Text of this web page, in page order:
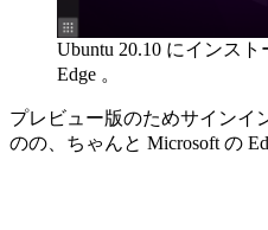
Ubuntu 20.10 にインス
Edge 。
プレビュー版のためサインイ
のの、ちゃんと Microsoft の